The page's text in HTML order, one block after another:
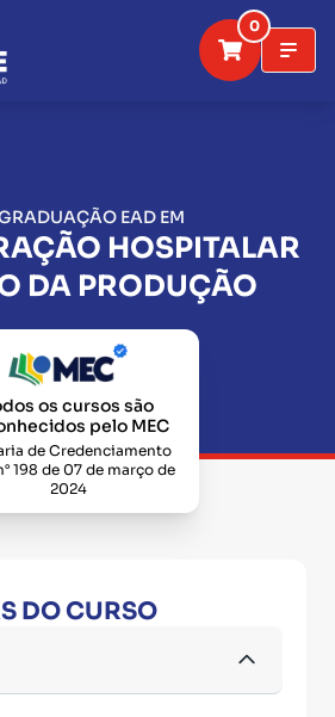
0
EAD EM
HOSPITALAR
DA PRODUÇÃO
os cursos são
pelo MEC
de Credenciamento
198 de 07 de março de
2024
DO CURSO